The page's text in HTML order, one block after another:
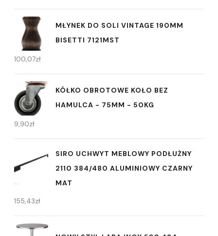
MŁYNEK DO SOLI VINTAGE 190MM
BISETTI 7121MST
100,07zł
KÓŁKO OBROTOWE KOŁO BEZ
HAMULCA - 75MM - 50KG
9,90zł
SIRO UCHWYT MEBLOWY PODŁUŻNY
2110 384/480 ALUMINIOWY CZARNY
MAT
155,43zł